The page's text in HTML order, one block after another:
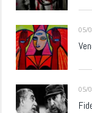
05/
05/